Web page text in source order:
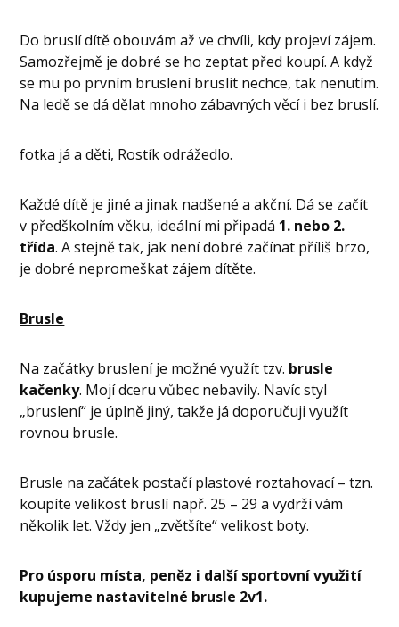
Do bruslí dítě obouvám až ve chvíli, kdy projeví zájem.
Samozřejmě je dobré se ho zeptat před koupí. A když
se mu po prvním bruslení bruslit nechce, tak nenutím.
Na ledě se dá dělat mnoho zábavných věcí i bez bruslí.
fotka já a děti, Rostík odrážedlo.
Každé dítě je jiné a jinak nadšené a akční. Dá se začít
v předškolním věku, ideální mi připadá 1. nebo 2.
třída. A stejně tak, jak není dobré začínat příliš brzo,
je dobré nepromeškat zájem dítěte.
Brusle
Na začátky bruslení je možné využít tzv. brusle
kačenky. Mojí dceru vůbec nebavily. Navíc styl
„bruslení“ je úplně jiný, takže já doporučuji využít
rovnou brusle.
Brusle na začátek postačí plastové roztahovací – tzn.
koupíte velikost bruslí např. 25 – 29 a vydrží vám
několik let. Vždy jen „zvětšíte“ velikost boty.
Pro úsporu místa, peněz i další sportovní využití
kupujeme nastavitelné brusle 2v1.